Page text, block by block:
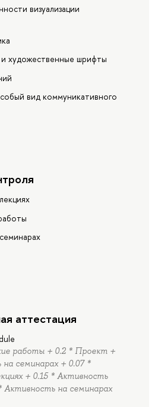
визуализации
художественные шрифты
вид коммуникативного
аттестация
работы + 0.2 * Проект +
семинарах + 0.07 *
+ 0.15 * Активность
Активность на семинарах